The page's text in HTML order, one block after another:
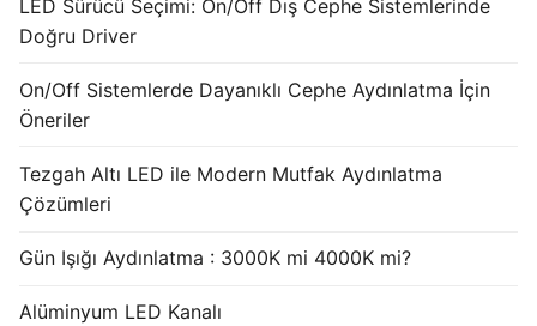
LED Sürücü Seçimi: On/Off Dış Cephe Sistemlerinde
Doğru Driver
On/Off Sistemlerde Dayanıklı Cephe Aydınlatma İçin
Öneriler
Tezgah Altı LED ile Modern Mutfak Aydınlatma
Çözümleri
Gün Işığı Aydınlatma : 3000K mi 4000K mi?
Alüminyum LED Kanalı